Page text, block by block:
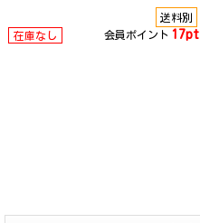
送料別
在庫なし
会員ポイント 17pt